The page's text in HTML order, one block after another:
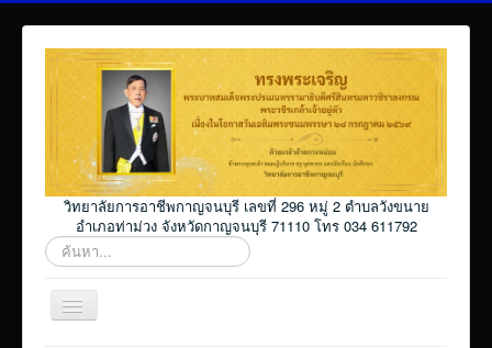
วิทยาลัยการอาชีพกาญจนบุรี เลขที่ 296 หมู่ 2 ตำบลวังขนาย
อำเภอท่าม่วง จังหวัดกาญจนบุรี 71110 โทร 034 611792
ค้นหา...
สลับ